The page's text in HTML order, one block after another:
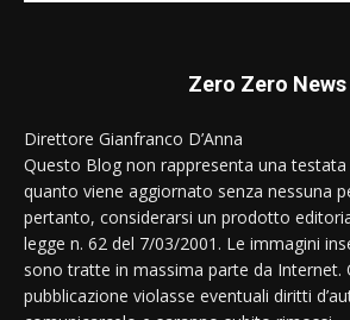
Zero Zero News
Direttore Gianfranco D’Anna
Questo Blog non rappresenta una
quanto viene aggiornato senza nessuna
pertanto, considerarsi un prodotto
legge n. 62 del 7/03/2001. Le immagini
sono tratte in massima parte da Internet.
pubblicazione violasse eventuali diritti